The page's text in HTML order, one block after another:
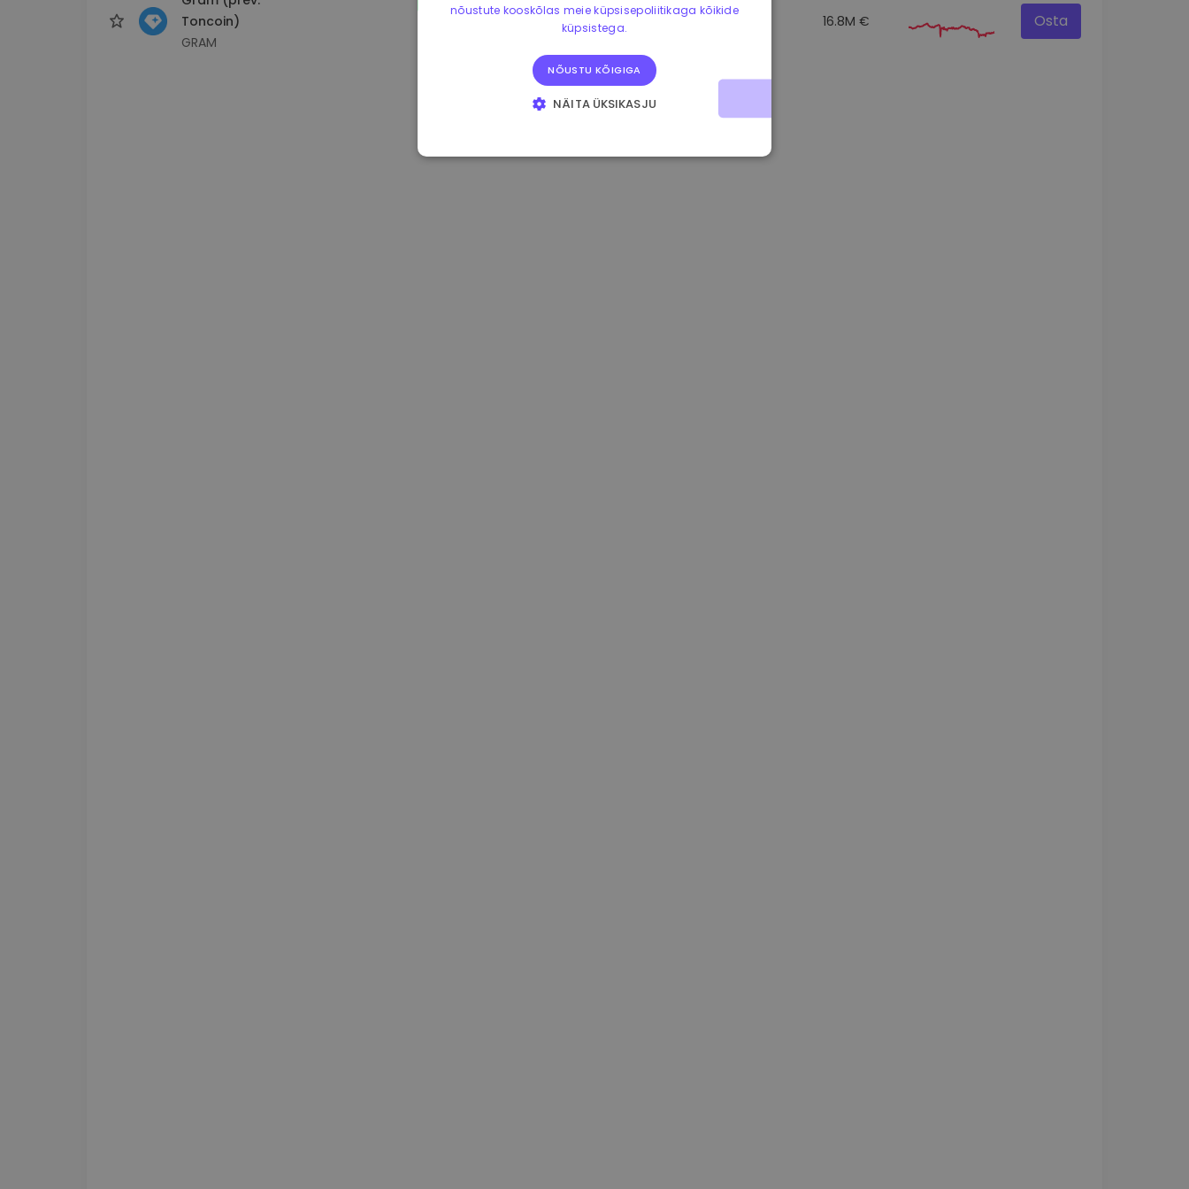
Toncoin)
GRAM
+1.90% 16.8M € Osta
nõustute kooskõlas meie küpsisepoliitikaga kõikide
küpsistega.
NÕUSTU KÕIGIGA
NÄITA ÜKSIKASJU